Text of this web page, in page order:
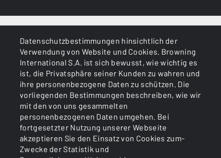
Datenschutzbestimmungen hinsichtlich der
Verwendung von Website und Cookies. Browning
International S.A. ist sich bewusst, wie wichtig es
ist, die Privatsphäre seiner Kunden zu wahren und
ihre personenbezogene Daten zu schützen. Die
vorliegenden Bestimmungen beschreiben, wie wir
mit den von uns gesammelten
personenbezogenen Daten umgehen. Bei
fortgesetzter Nutzung unserer Webseite
akzeptieren Sie den Einsatz von Cookies zum-
Zwecke der Statistik und
DIENSTLEISTUNGEN
Cookies Politik zum Datenschutz